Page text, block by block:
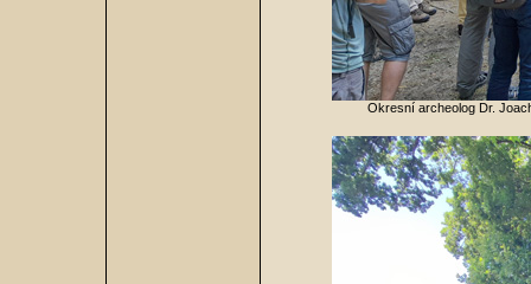
Okresní archeolog Dr.